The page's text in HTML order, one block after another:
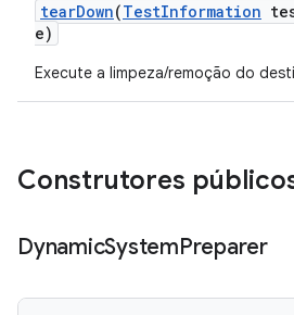
tearDown(TestInformation
e)
Execute a limpeza/remoção do
Construtores
DynamicSystemPreparer